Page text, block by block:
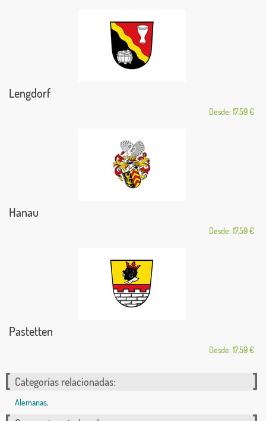
Lengdorf
Desde: 17,59 €
Hanau
Desde: 17,59 €
Pastetten
Desde: 17,59 €
Categorías relacionadas:
Alemanas,